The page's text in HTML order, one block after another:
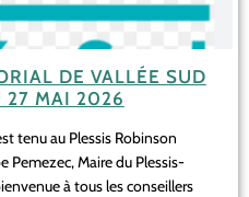
DE VALLÉE SUD
27 MAI 2026
tenu au Plessis Robinson
Pemezec, Maire du Plessis-
à tous les conseillers